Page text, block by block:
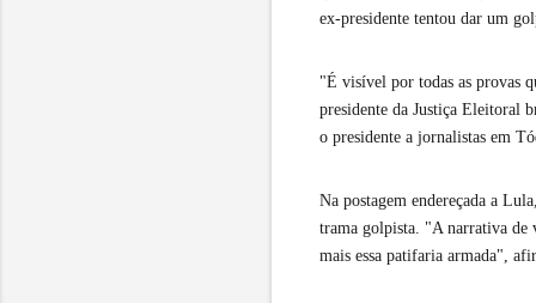
ex-presidente tentou dar um
"É visível por todas as provas
presidente da Justiça Eleitoral
o presidente a jornalistas em
Na postagem endereçada a
trama golpista. "A narrativa de
mais essa patifaria armada",